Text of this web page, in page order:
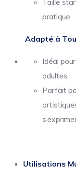
Taille
pratique.
Adapté à
Idéal
adultes.
Parfait
Utilisations